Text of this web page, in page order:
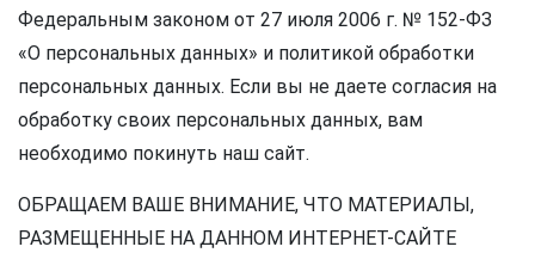
Федеральным законом от 27 июля 2006 г. № 152-ФЗ
«О персональных данных» и политикой обработки
персональных данных. Если вы не даете согласия на
обработку своих персональных данных, вам
необходимо покинуть наш сайт.
ОБРАЩАЕМ ВАШЕ ВНИМАНИЕ, ЧТО МАТЕРИАЛЫ,
РАЗМЕЩЕННЫЕ НА ДАННОМ ИНТЕРНЕТ-САЙТЕ